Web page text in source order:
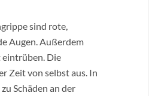
sind rote,
Augen. Außerdem
eintrüben. Die
Zeit von selbst aus. In
Schäden an der